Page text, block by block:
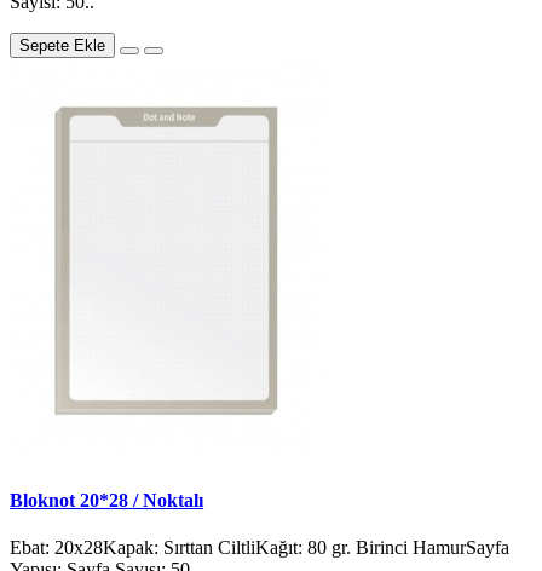
Sepete Ekle
Bloknot 20*28 / Noktalı
Ebat: 20x28Kapak: Sırttan CiltliKağıt: 80 gr. Birinci HamurSayfa